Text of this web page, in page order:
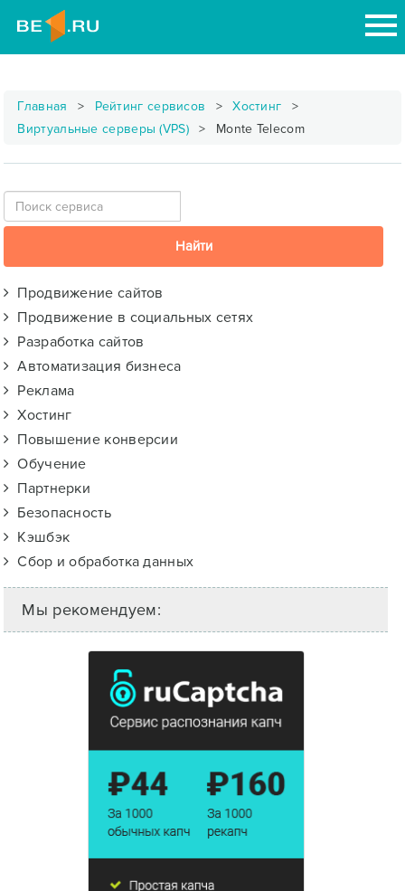
Главная Рейтинг сервисов
Хостинг
Виртуальные серверы (VPS)
Monte Telecom
Продвижение сайтов
Продвижение в социальных сетях
Разработка сайтов
Автоматизация бизнеса
Реклама
Хостинг
Повышение конверсии
Обучение
Партнерки
Безопасность
Кэшбэк
Сбор и обработка данных
Мы рекомендуем: